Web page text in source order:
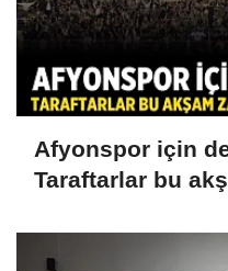
Afyonspor için
Taraftarlar bu